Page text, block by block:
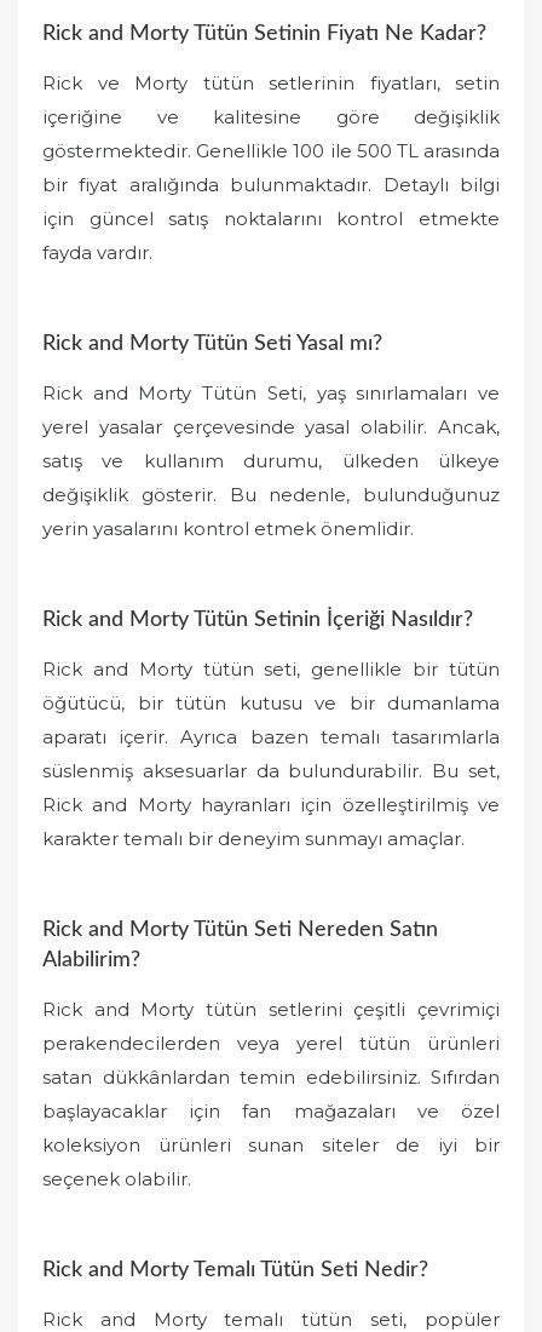
Rick and Morty Tütün Setinin Fiyatı Ne Kadar?
Rick ve Morty tütün setlerinin fiyatları, setin
içeriğine ve kalitesine göre değişiklik
göstermektedir. Genellikle 100 ile 500 TL arasında
bir fiyat aralığında bulunmaktadır. Detaylı bilgi
için güncel satış noktalarını kontrol etmekte
fayda vardır.
Rick and Morty Tütün Seti Yasal mı?
Rick and Morty Tütün Seti, yaş sınırlamaları ve
yerel yasalar çerçevesinde yasal olabilir. Ancak,
satış ve kullanım durumu, ülkeden ülkeye
değişiklik gösterir. Bu nedenle, bulunduğunuz
yerin yasalarını kontrol etmek önemlidir.
Rick and Morty Tütün Setinin İçeriği Nasıldır?
Rick and Morty tütün seti, genellikle bir tütün
öğütücü, bir tütün kutusu ve bir dumanlama
aparatı içerir. Ayrıca bazen temalı tasarımlarla
süslenmiş aksesuarlar da bulundurabilir. Bu set,
Rick and Morty hayranları için özelleştirilmiş ve
karakter temalı bir deneyim sunmayı amaçlar.
Rick and Morty Tütün Seti Nereden Satın
Alabilirim?
Rick and Morty tütün setlerini çeşitli çevrimiçi
perakendecilerden veya yerel tütün ürünleri
satan dükkânlardan temin edebilirsiniz. Sıfırdan
başlayacaklar için fan mağazaları ve özel
koleksiyon ürünleri sunan siteler de iyi bir
seçenek olabilir.
Rick and Morty Temalı Tütün Seti Nedir?
Rick and Morty temalı tütün seti, popüler